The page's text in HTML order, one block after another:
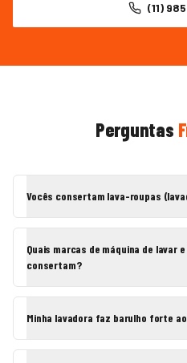
(11)
Perguntas
Vocês consertam lava-roupas
Quais marcas de máquina de lavar
consertam?
Minha lavadora faz barulho forte